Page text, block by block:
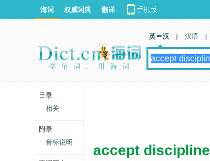
accept discipline
海词 权威词典 翻译
英 汉 | 汉语 |
目录
相关
附录
音标说明